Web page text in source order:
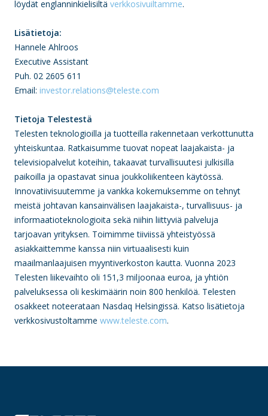
löydät englanninkielisiltä verkkosivuiltamme.
Lisätietoja:
Hannele Ahlroos
Executive Assistant
Puh. 02 2605 611
Email: investor.relations@teleste.com
Tietoja Telestestä
Telesten teknologioilla ja tuotteilla rakennetaan verkottunutta
yhteiskuntaa. Ratkaisumme tuovat nopeat laajakaista- ja
televisiopalvelut koteihin, takaavat turvallisuutesi julkisilla
paikoilla ja opastavat sinua joukkoliikenteen käytössä.
Innovatiivisuutemme ja vankka kokemuksemme on tehnyt
meistä johtavan kansainvälisen laajakaista-, turvallisuus- ja
informaatioteknologioita sekä niihin liittyviä palveluja
tarjoavan yrityksen. Toimimme tiiviissä yhteistyössä
asiakkaittemme kanssa niin virtuaalisesti kuin
maailmanlaajuisen myyntiverkoston kautta. Vuonna 2023
Telesten liikevaihto oli 151,3 miljoonaa euroa, ja yhtiön
palveluksessa oli keskimäärin noin 800 henkilöä. Telesten
osakkeet noteerataan Nasdaq Helsingissä. Katso lisätietoja
verkkosivustoltamme www.teleste.com.